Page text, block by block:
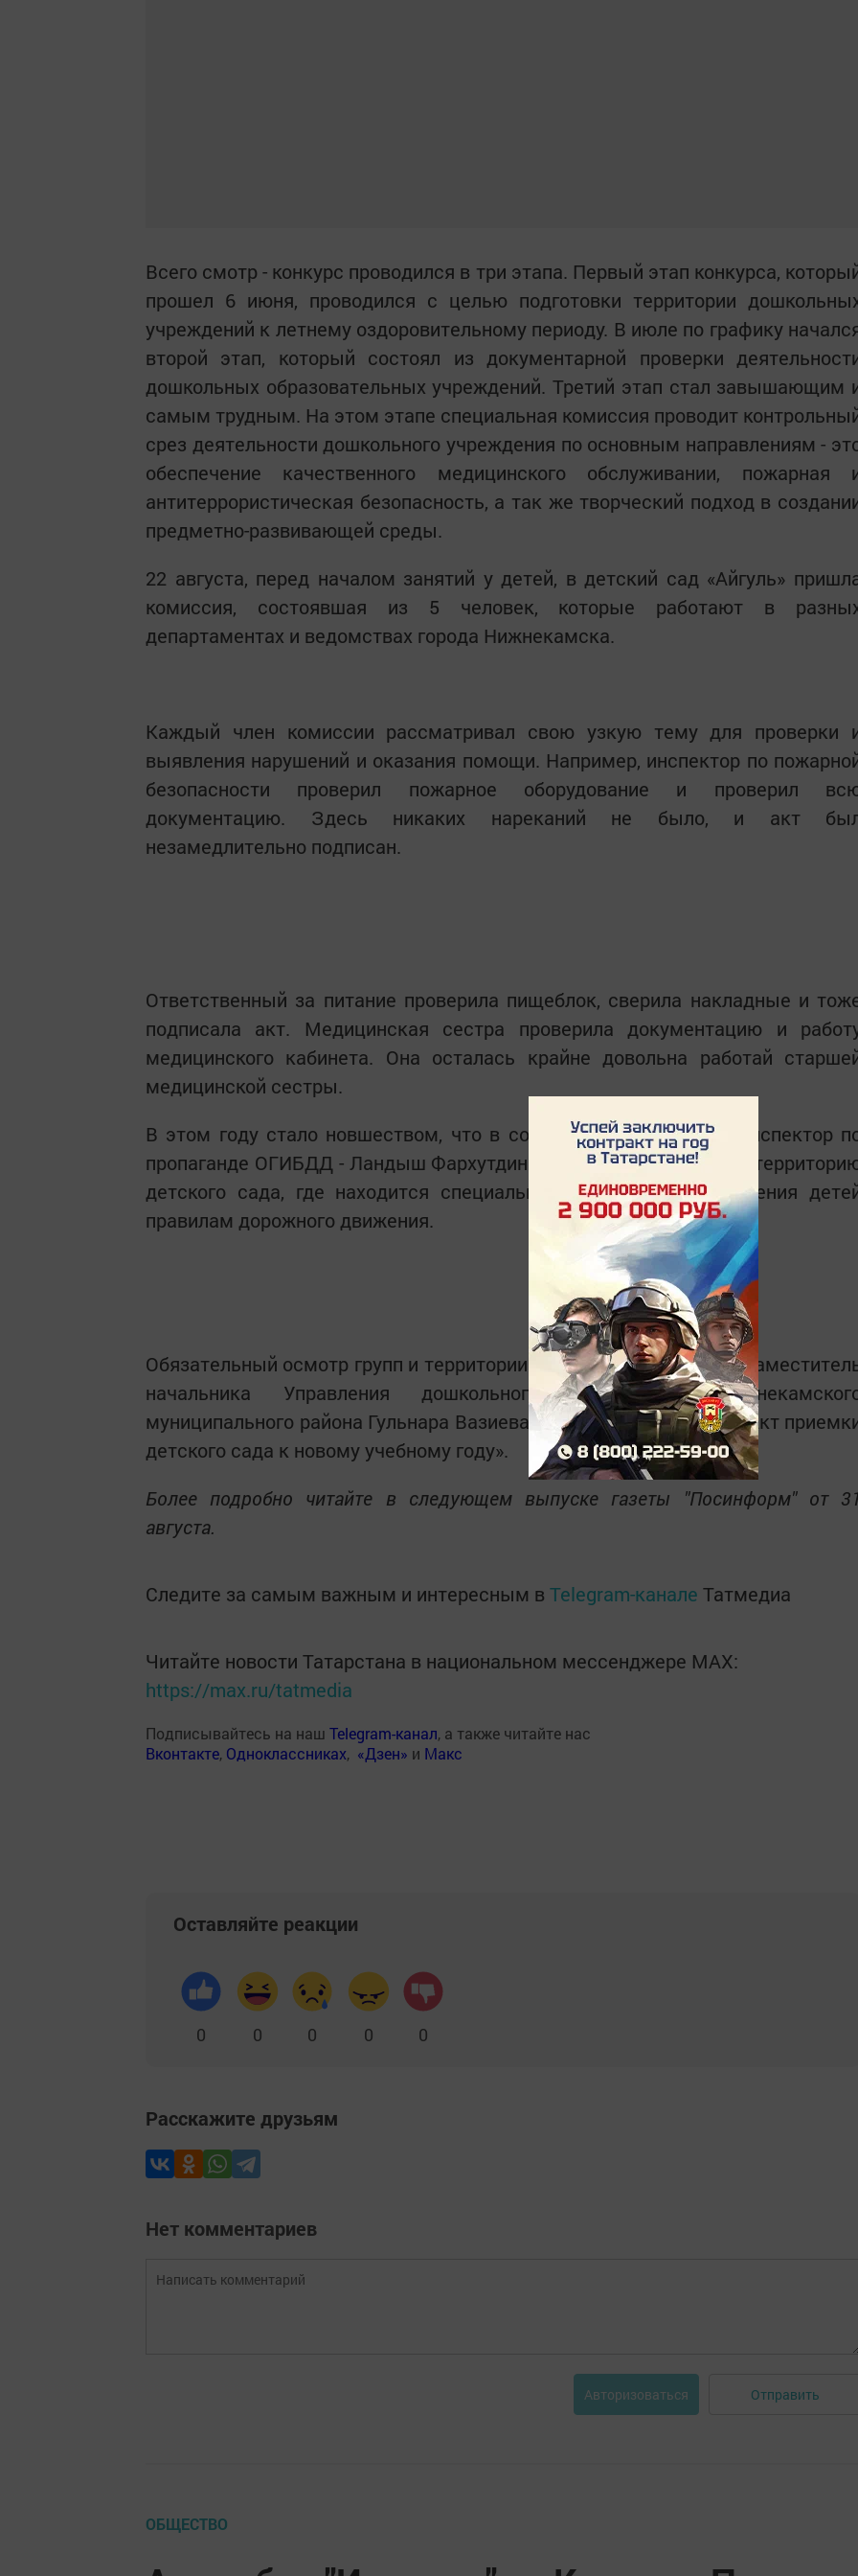
Всего смотр - конкурс проводился в три этапа. Первый этап конкурса,
прошел 6 июня, проводился с целью подготовки территории
учреждений к летнему оздоровительному периоду. В июле по графику
второй этап, который состоял из документарной проверки
дошкольных образовательных учреждений. Третий этап стал завышающим
самым трудным. На этом этапе специальная комиссия проводит
срез деятельности дошкольного учреждения по основным направлениям -
обеспечение качественного медицинского обслуживании, пожарная
антитеррористическая безопасность, а так же творческий подход в
предметно-развивающей среды.
22 августа, перед началом занятий у детей, в детский сад «Айгуль»
комиссия, состоявшая из 5 человек, которые работают в
департаментах и ведомствах города Нижнекамска.
Каждый член комиссии рассматривал свою узкую тему для проверки
выявления нарушений и оказания помощи. Например, инспектор по
безопасности проверил пожарное оборудование и проверил
документацию. Здесь никаких нареканий не было, и акт
незамедлительно подписан.
Ответственный за питание проверила пищеблок, сверила накладные и
подписала акт. Медицинская сестра проверила документацию и
медицинского кабинета. Она осталась крайне довольна работай
медицинской сестры.
В этом году стало новшеством, что в состав комиссии вошла инспектор
пропаганде ОГИБДД - Ландыш Фархутдинова. Которая осмотрела
детского сада, где находится специальная площадка для обучения
правилам дорожного движения.
Обязательный осмотр групп и территории детского сада провела
начальника Управления дошкольного образования
муниципального района Гульнара Вазиева после чего подписала «Акт
детского сада к новому учебному году».
Более подробно читайте в следующем выпуске газеты "Посинформ" от 31
августа.
Следите за самым важным и интересным в Telegram-канале Татмедиа
Читайте новости Татарстана в национальном мессенджере MАХ:
https://max.ru/tatmedia
Подписывайтесь на наш Telegram-канал, а также читайте нас
Вконтакте, Одноклассниках, «Дзен» и Макс
Оставляйте реакции
0 0 0 0 0
Расскажите друзьям
Нет комментариев
Авторизоваться Отправить
ОБЩЕСТВО